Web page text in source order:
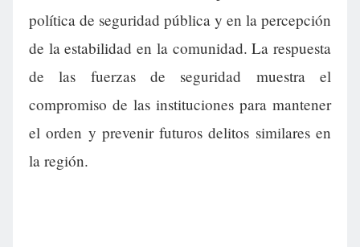
política de seguridad pública y en la percepción
de la estabilidad en la comunidad. La respuesta
de las fuerzas de seguridad muestra el
compromiso de las instituciones para mantener
el orden y prevenir futuros delitos similares en
la región.